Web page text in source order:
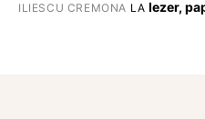
ILIESCU CREMONA LAIezer,